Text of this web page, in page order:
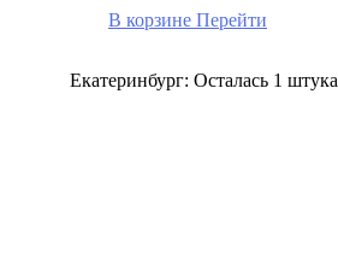
В корзине Перейти
Екатеринбург: Осталась 1 штука